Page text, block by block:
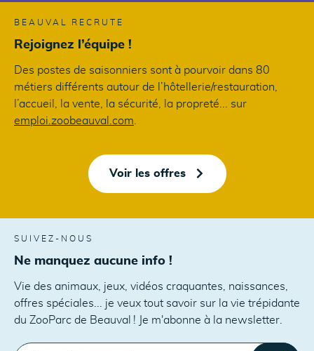
BEAUVAL RECRUTE
Rejoignez l’équipe !
Des postes de saisonniers sont à pourvoir dans 80
métiers différents autour de l’hôtellerie/restauration,
l’accueil, la vente, la sécurité, la propreté... sur
emploi.zoobeauval.com
Voir les offres
SUIVEZ-NOUS
Ne manquez aucune info !
Vie des animaux, jeux, vidéos craquantes, naissances,
offres spéciales... je veux tout savoir sur la vie trépidante
du ZooParc de Beauval ! Je m'abonne à la newsletter.